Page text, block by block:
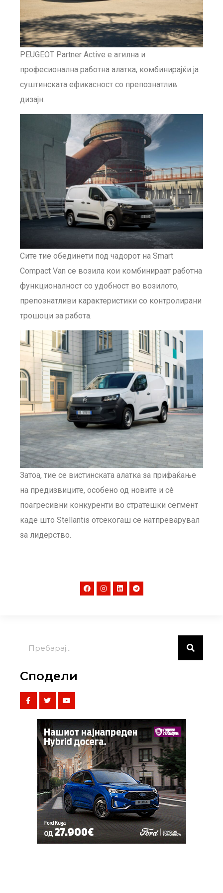
PEUGEOT Partner Active е агилна и
професионална работна алатка, комбинирајќи ја
суштинската ефикасност со препознатлив
дизајн.
Сите тие обединети под чадорот на Smart
Compact Van се возила кои комбинираат работна
функционалност со удобност во возилото,
препознатливи карактеристики со контролирани
трошоци за работа.
Затоа, тие се вистинската алатка за прифаќање
на предизвиците, особено од новите и сè
поагресивни конкуренти во стратешки сегмент
каде што Stellantis отсекогаш се натпреварувал
за лидерство.
Сподели